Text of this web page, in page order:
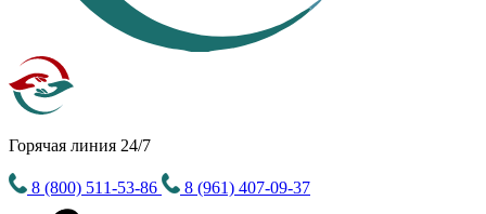
Горячая линия 24/7
8 (800) 511-53-86 8 (961) 407-09-37